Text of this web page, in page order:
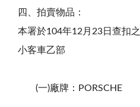
四、拍賣物品：
本署於104年12月23日查扣
小客車乙部
(一)廠牌：PORSCHE